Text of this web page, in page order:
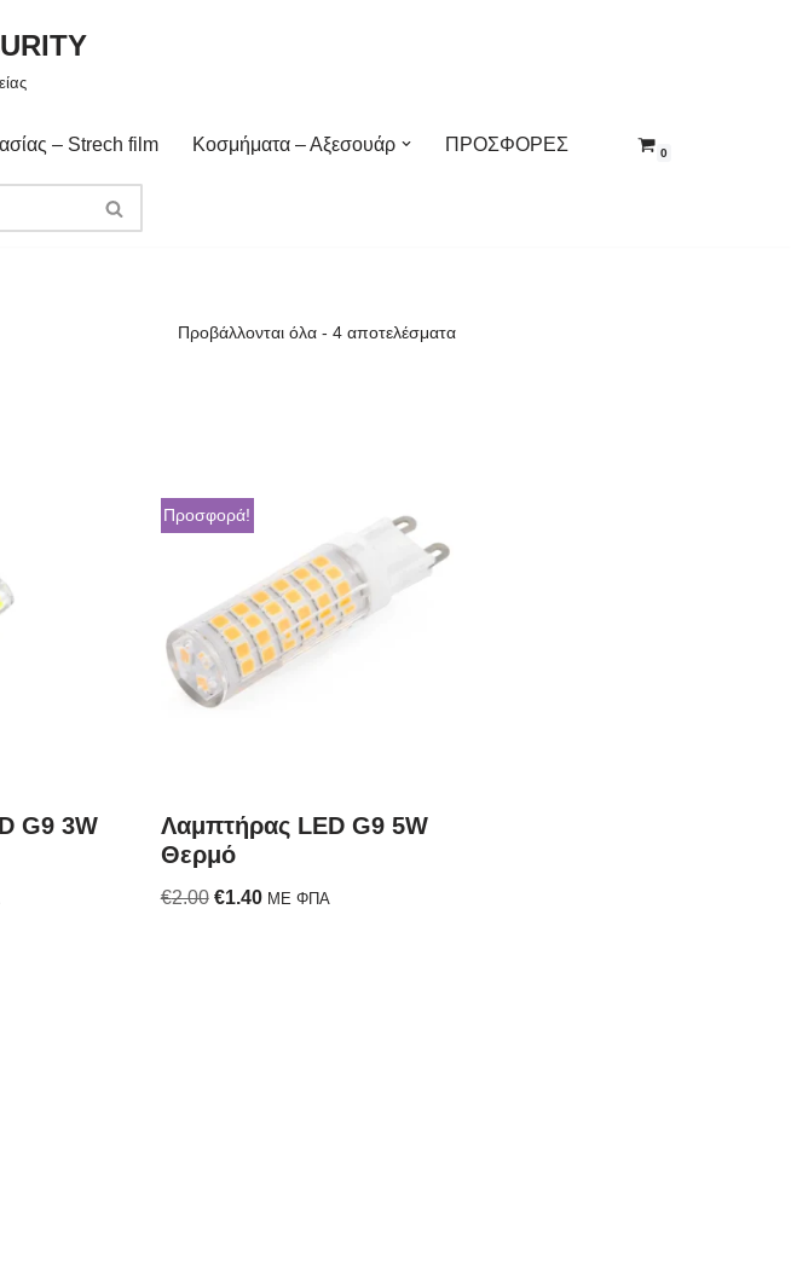
– Strech film Κοσμήματα – Αξεσουάρ ΠΡΟΣΦΟΡΕΣ 0
Προβάλλονται όλα - 4 αποτελέσματα
G9 3W
Προσφορά!
Λαμπτήρας LED G9 5W
Θερμό
€2.00 €1.40 ΜΕ ΦΠΑ